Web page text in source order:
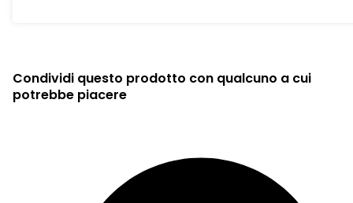
Condividi questo prodotto con qualcuno a cui
potrebbe piacere